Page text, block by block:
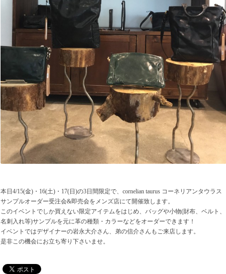
本日4/15(金)・16(土)・17(日)の3日間限定で、cornelian taurus コーネリアンタウラス
サンプルオーダー受注会&即売会をメンズ店にて開催致します。
このイベントでしか買えない限定アイテムをはじめ、バッグや小物(財布、ベルト、
名刺入れ等)サンプルを元に革の種類・カラーなどをオーダーできます！
イベントではデザイナーの岩永大介さん、弟の信介さんもご来店します。
是非この機会にお立ち寄り下さいませ。